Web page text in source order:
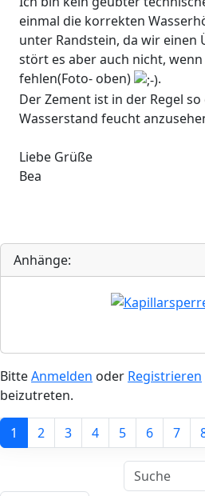
einmal die korrekten
unter Randstein, da wir einen
stört es aber auch nicht,
fehlen(Foto- oben)
.
Der Zement ist in der Regel
Wasserstand feucht
Liebe Grüße
Bea
Anhänge:
BitteAnmelden oder Registrieren
beizutreten.
1 2 3 4 5 6 7